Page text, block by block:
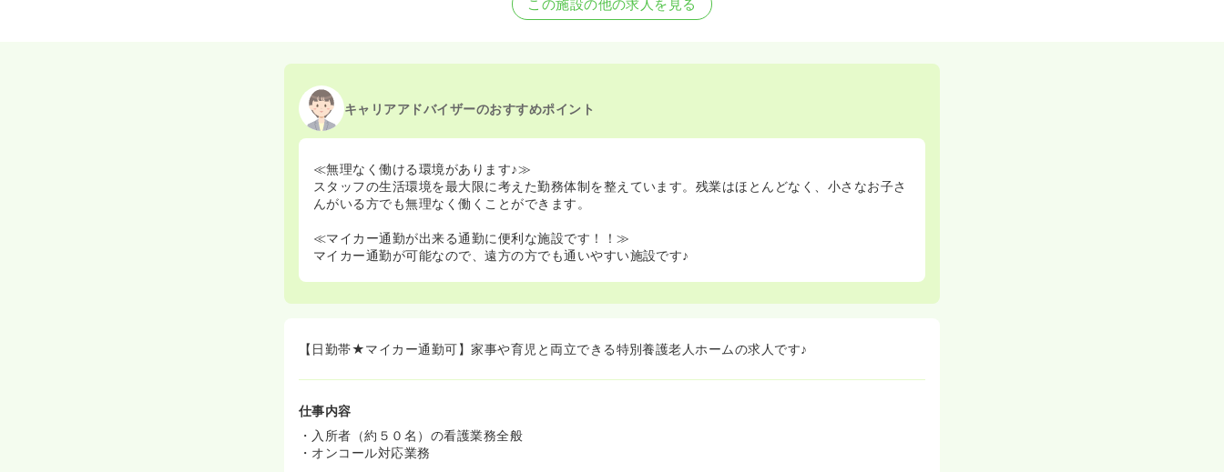
この施設の他の求人を見る
キャリアアドバイザーのおすすめポイント
≪無理なく働ける環境があります♪≫
スタッフの生活環境を最大限に考えた勤務体制を整えています。残業はほとんどなく、小さなお子さ
んがいる方でも無理なく働くことができます。
≪マイカー通勤が出来る通勤に便利な施設です！！≫
マイカー通勤が可能なので、遠方の方でも通いやすい施設です♪
【日勤帯★マイカー通勤可】家事や育児と両立できる特別養護老人ホームの求人です♪
仕事内容
・入所者（約５０名）の看護業務全般
・オンコール対応業務